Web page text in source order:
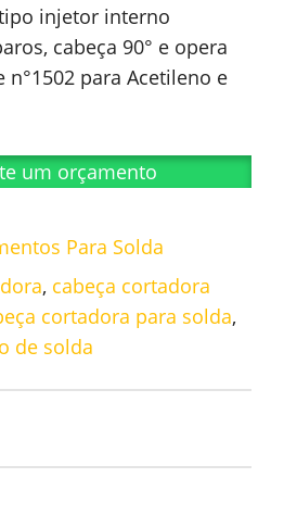
injetor interno
cabeça 90° e opera
para Acetileno e
um orçamento
Para Solda
, cabeça cortadora
cortadora para solda,
de solda